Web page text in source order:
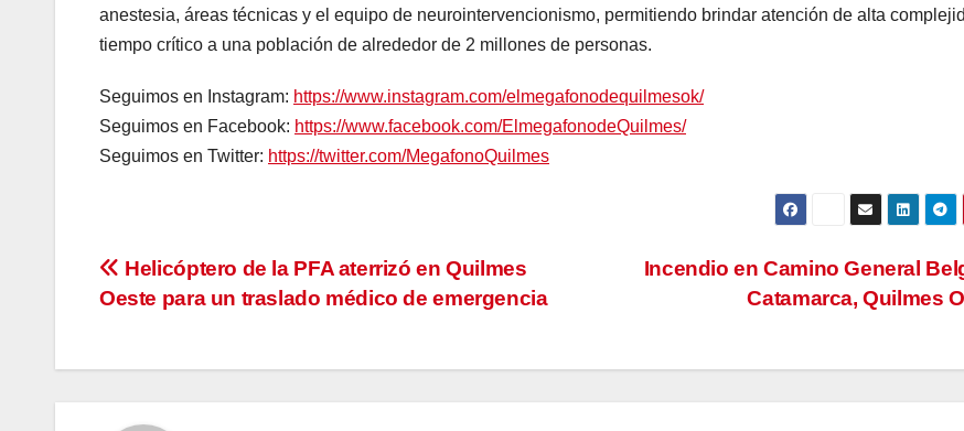
anestesia, áreas técnicas y el equipo de neurointervencionismo, permitiendo brindar atención de alta
tiempo crítico a una población de alrededor de 2 millones de personas.
Seguimos en Instagram: https://www.instagram.com/elmegafonodequilmesok/
Seguimos en Facebook: https://www.facebook.com/ElmegafonodeQuilmes/
Seguimos en Twitter: https://twitter.com/MegafonoQuilmes
Navegación
entradas
Incendio en Camino General
Catamarca, Quilmes
Helicóptero de la PFA aterrizó en Quilmes
Oeste para un traslado médico de emergencia